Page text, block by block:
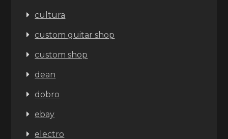
cultura
custom guitar shop
custom shop
dean
dobro
ebay
electro